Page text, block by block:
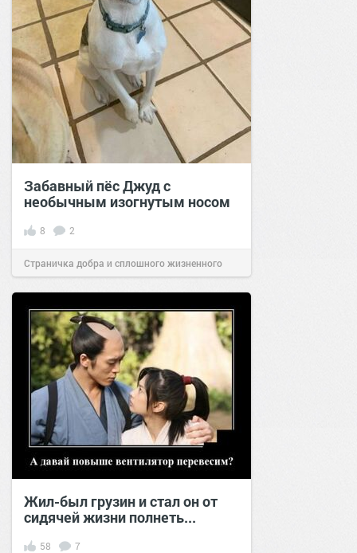
Забавный пёс Джуд с
необычным изогнутым носом
8 2
Страничка добра и сплошного жизненного
позитива!14:5015 июл 2023
Жил-был грузин и стал он от
сидячей жизни полнеть...
58 7